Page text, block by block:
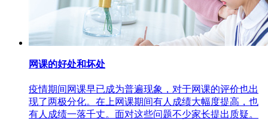
网课的好处和坏处
疫情期间网课早已成为普遍现象，对于网课的评价也出
现了两极分化。在上网课期间有人成绩大幅度提高，也
有人成绩一落千丈。面对这些问题不少家长提出质疑。